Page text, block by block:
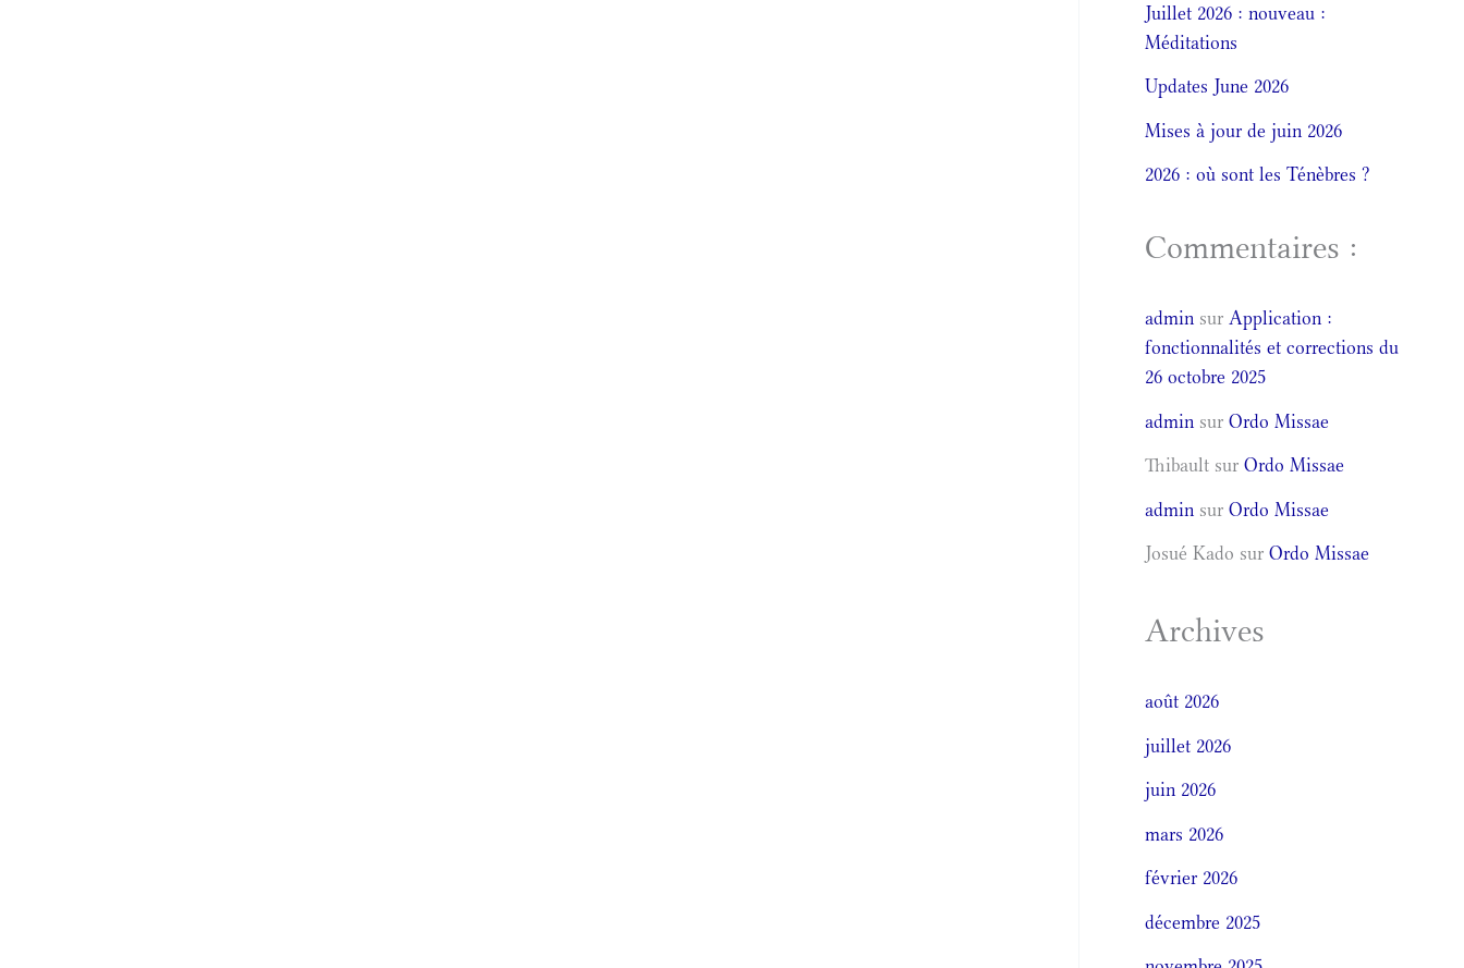
Juillet 2026 : nouveau :
Méditations
Updates June 2026
Mises à jour de juin 2026
2026 : où sont les Ténèbres ?
Commentaires :
admin surApplication :
fonctionnalités et corrections du
26 octobre 2025
admin surOrdo Missae
Thibault surOrdo Missae
admin surOrdo Missae
Josué Kado surOrdo Missae
Archives
août 2026
juillet 2026
juin 2026
mars 2026
février 2026
décembre 2025